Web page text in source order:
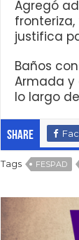
Agregó
justifica
Baños
Armada y
lo largo
Share
Tags FESPAD